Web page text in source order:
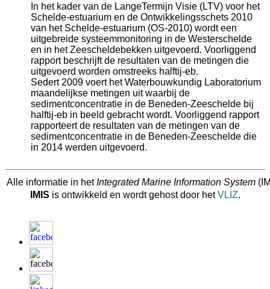
In het kader van de LangeTermijn Visie (LTV) voor het
Schelde-estuarium en de Ontwikkelingsschets 2010
van het Schelde-estuarium (OS-2010) wordt een
uitgebreide systeemmonitoring in de Westerschelde
en in het Zeescheldebekken uitgevoerd. Voorliggend
rapport beschrijft de resultaten van de metingen die
uitgevoerd worden omstreeks halftij-eb.
Sedert 2009 voert het Waterbouwkundig Laboratorium
maandelijkse metingen uit waarbij de
sedimentconcentratie in de Beneden-Zeeschelde bij
halftij-eb in beeld gebracht wordt. Voorliggend rapport
rapporteert de resultaten van de metingen van de
sedimentconcentratie in de Beneden-Zeeschelde die
in 2014 werden uitgevoerd.
Alle informatie in hetIntegrated Marine Information System
IMIS is ontwikkeld en wordt gehost door hetVLIZ.